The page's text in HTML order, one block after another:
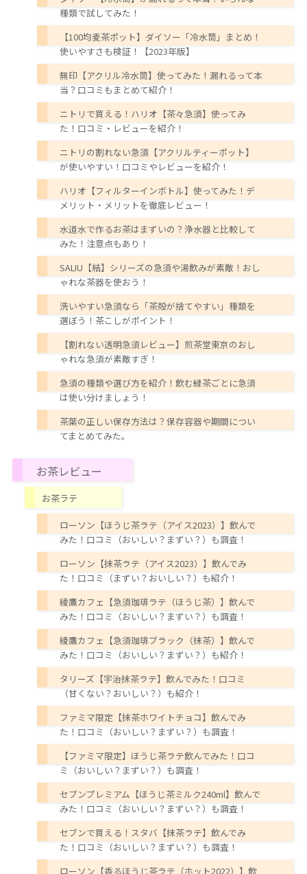
種類で試してみた！
【100均麦茶ポット】ダイソー「冷水筒」まとめ！
使いやすさも検証！【2023年版】
無印【アクリル冷水筒】使ってみた！漏れるって本
当？口コミもまとめて紹介！
ニトリで買える！ハリオ【茶々急須】使ってみ
た！口コミ・レビューを紹介！
ニトリの割れない急須【アクリルティーポット】
が使いやすい！口コミやレビューを紹介！
ハリオ【フィルターインボトル】使ってみた！デ
メリット・メリットを徹底レビュー！
水道水で作るお茶はまずいの？浄水器と比較して
みた！注意点もあり！
SALIU【結】シリーズの急須や湯飲みが素敵！おし
ゃれな茶器を使おう！
洗いやすい急須なら「茶殻が捨てやすい」種類を
選ぼう！茶こしがポイント！
【割れない透明急須レビュー】煎茶堂東京のおし
ゃれな急須が素敵すぎ！
急須の種類や選び方を紹介！飲む緑茶ごとに急須
は使い分けましょう！
茶葉の正しい保存方法は？保存容器や期間につい
てまとめてみた。
お茶レビュー
お茶ラテ
ローソン【ほうじ茶ラテ（アイス2023）】飲んで
みた！口コミ（おいしい？まずい？）も調査！
ローソン【抹茶ラテ（アイス2023）】飲んでみ
た！口コミ（まずい？おいしい？）も紹介！
綾鷹カフェ【急須珈琲ラテ（ほうじ茶）】飲んで
みた！口コミ（おいしい？まずい？）も調査！
綾鷹カフェ【急須珈琲ブラック（抹茶）】飲んで
みた！口コミ（おいしい？まずい？）も紹介！
タリーズ【宇治抹茶ラテ】飲んでみた！口コミ
（甘くない？おいしい？）も紹介！
ファミマ限定【抹茶ホワイトチョコ】飲んでみ
た！口コミ（おいしい？まずい？）も調査！
【ファミマ限定】ほうじ茶ラテ飲んでみた！口コ
ミ（おいしい？まずい？）も調査！
セブンプレミアム【ほうじ茶ミルク240ml】飲んで
みた！口コミ（おいしい？まずい？）も調査！
セブンで買える！スタバ【抹茶ラテ】飲んでみ
た！口コミ（おいしい？まずい？）も調査！
ローソン【香るほうじ茶ラテ（ホット2022）】飲